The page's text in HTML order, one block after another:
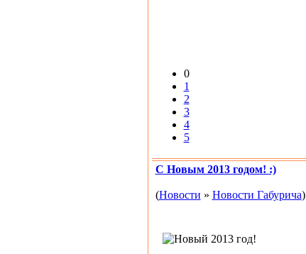
0
1
2
3
4
5
С Новым 2013 годом! :)
(Новости » Новости Габурича)